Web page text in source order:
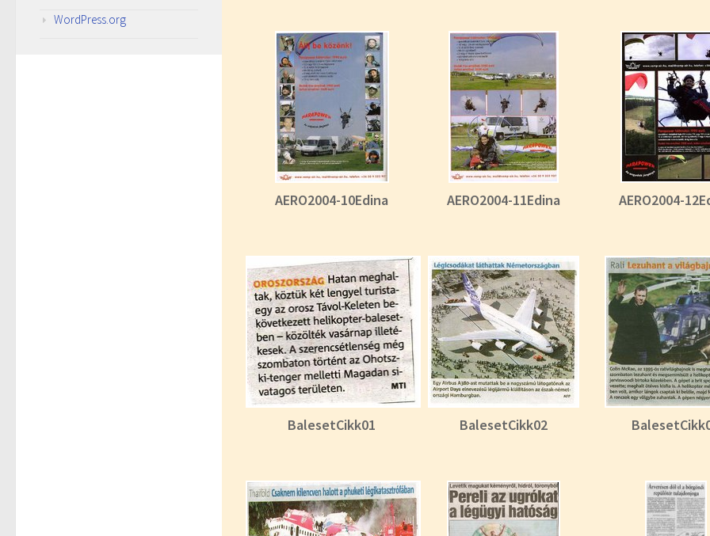
AERO2004-10Edina AERO2004-11Edina AERO2004-
BalesetCikk01 BalesetCikk02
WordPress.org